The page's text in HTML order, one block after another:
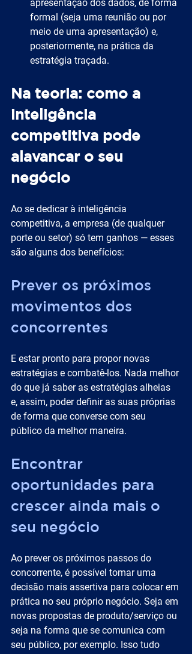
apresentação dos dados, de forma
formal (seja uma reunião ou por
meio de uma apresentação) e,
posteriormente, na prática da
estratégia traçada.
Na teoria: como a
inteligência
competitiva pode
alavancar o seu
negócio
Ao se dedicar à inteligência
competitiva, a empresa (de qualquer
porte ou setor) só tem ganhos — esses
são alguns dos benefícios:
Prever os próximos
movimentos dos
concorrentes
E estar pronto para propor novas
estratégias e combatê-los. Nada melhor
do que já saber as estratégias alheias
e, assim, poder definir as suas próprias
de forma que converse com seu
público da melhor maneira.
Encontrar
oportunidades para
crescer ainda mais o
seu negócio
Ao prever os próximos passos do
concorrente, é possível tomar uma
decisão mais assertiva para colocar em
prática no seu próprio negócio. Seja em
novas propostas de produto/serviço ou
seja na forma que se comunica com
seu público, por exemplo. Isso tudo